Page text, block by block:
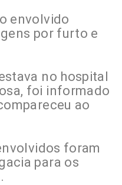
envolvido
por furto e
no hospital
foi informado
ao
foram
para os